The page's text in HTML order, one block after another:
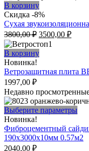
В корзину
Скидка -8%
Сухая
3800,00₽
цена
составляла
3500,00 ₽
В корзину
Новинка!
Ветрозащитная
1997,00 ₽
Недавно
Выберите параметры
Новинка!
Фиброцементный
190х3000х10мм 0.57м2
2040,00 ₽